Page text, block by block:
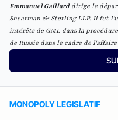
Emmanuel Gaillarddirige le
Shearman & Sterling LLP. Il fut
intérêts de GML dans la
de Russie dans le cadre de
MONOPOLY LEGISLATIF